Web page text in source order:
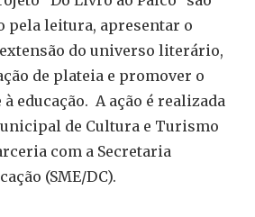
pela leitura, apresentar o
do universo literário,
de plateia e promover o
educação. A ação é realizada
de Cultura e Turismo
com a Secretaria
(SME/DC).